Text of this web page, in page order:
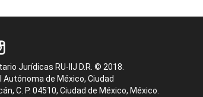
Jurídicas RU-IIJ D.R. © 2018.
Autónoma de México, Ciudad
C. P. 04510, Ciudad de México, México.